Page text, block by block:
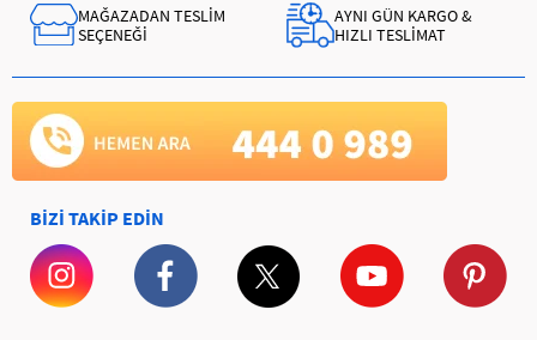
MAĞAZADAN TESLİM
SEÇENEĞİ
AYNI GÜN KARGO &
HIZLI TESLİMAT
BİZİ TAKİP EDİN